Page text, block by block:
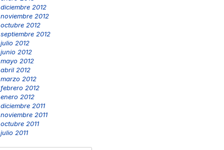
diciembre 2012
noviembre 2012
octubre 2012
septiembre 2012
julio 2012
junio 2012
mayo 2012
abril 2012
marzo 2012
febrero 2012
enero 2012
diciembre 2011
noviembre 2011
octubre 2011
julio 2011